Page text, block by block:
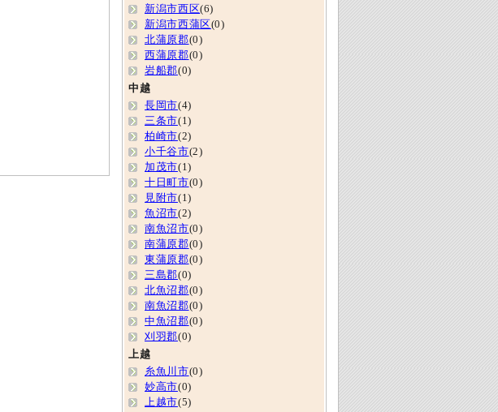
新潟市西区(6)
新潟市西蒲区 (0)
北蒲原郡(0)
西蒲原郡(0)
岩船郡(0)
中越
長岡市(4)
三条市(1)
柏崎市(2)
小千谷市(2)
加茂市(1)
十日町市(0)
見附市(1)
魚沼市(2)
南魚沼市(0)
南蒲原郡(0)
東蒲原郡(0)
三島郡(0)
北魚沼郡(0)
南魚沼郡(0)
中魚沼郡(0)
刈羽郡(0)
上越
糸魚川市(0)
妙高市(0)
上越市(5)